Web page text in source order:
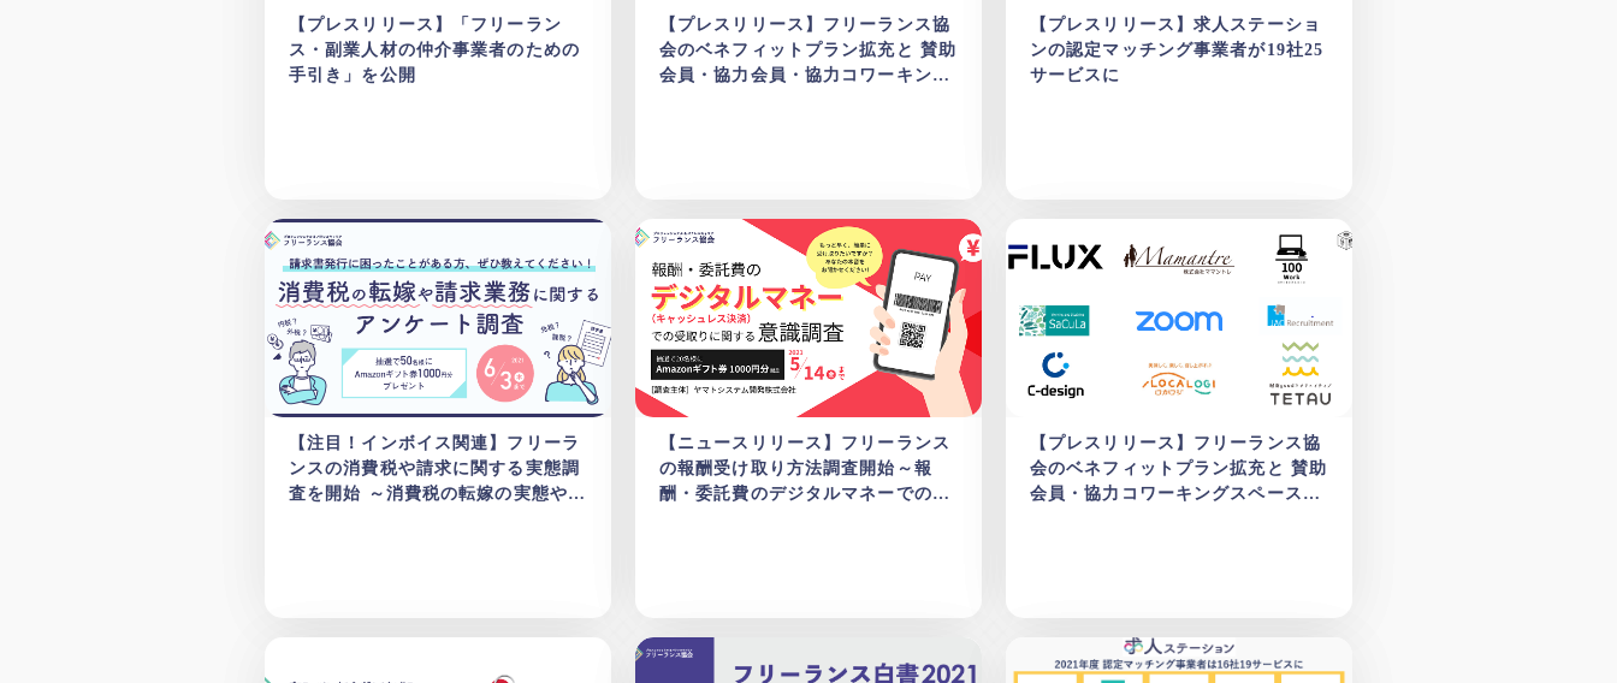
【プレスリリース】「フリーラン
ス・副業人材の仲介事業者のための
手引き」を公開
【プレスリリース】フリーランス協
会のベネフィットプラン拡充と 賛助
会員・協力会員・協力コワーキング
【プレスリリース】求人ステーショ
ンの認定マッチング事業者が19社25
サービスに
【注目！インボイス関連】フリーラ
ンスの消費税や請求に関する実態調
査を開始 ～消費税の転嫁の実態や請
【ニュースリリース】フリーランス
の報酬受け取り方法調査開始～報
酬・委託費のデジタルマネーでの受
【プレスリリース】フリーランス協
会のベネフィットプラン拡充と 賛助
会員・協力コワーキングスペース追